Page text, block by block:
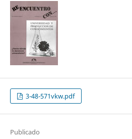
3-48-571vkw.pdf
Publicado